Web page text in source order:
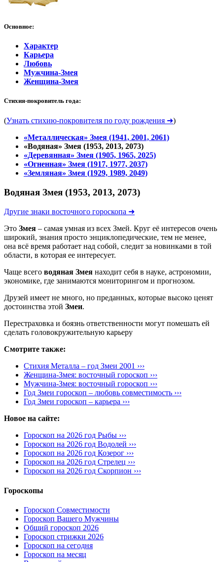
Основное:
Характер
Карьера
Любовь
Мужчина-Змея
Женщина-Змея
Стихия-покровитель года:
(Узнать стихию-покровителя по году рождения ➜)
«Металлическая» Змея (1941, 2001, 2061)
«Водяная» Змея (1953, 2013, 2073)
«Деревянная» Змея (1905, 1965, 2025)
«Огненная» Змея (1917, 1977, 2037)
«Земляная» Змея (1929, 1989, 2049)
Водяная Змея (1953, 2013, 2073)
Другие знаки восточного гороскопа ➜
Это Змея – самая умная из всех Змей. Круг её интересов очень
широкий, знания просто энциклопедические, тем не менее,
она всё время работает над собой, следит за новинками в той
области, в которая ее интересует.
Чаще всего водяная Змея находит себя в науке, астрономии,
экономике, где занимаются мониторингом и прогнозом.
Друзей имеет не много, но преданных, которые высоко ценят
достоинства этой Змеи.
Перестраховка и боязнь ответственности могут помешать ей
сделать головокружительную карьеру
Смотрите также:
Стихия Металла – год Змеи 2001 ›››
Женщина-Змея: восточный гороскоп ›››
Мужчина-Змея: восточный гороскоп ›››
Год Змеи гороскоп – любовь совместимость ›››
Год Змеи гороскоп – карьера ›››
Новое на сайте:
Гороскоп на 2026 год Рыбы ›››
Гороскоп на 2026 год Водолей ›››
Гороскоп на 2026 год Козерог ›››
Гороскоп на 2026 год Стрелец ›››
Гороскоп на 2026 год Скорпион ›››
Гороскопы
Гороскоп Совместимости
Гороскоп Вашего Мужчины
Общий гороскоп 2026
Гороскоп стрижки 2026
Гороскоп на сегодня
Гороскоп на месяц